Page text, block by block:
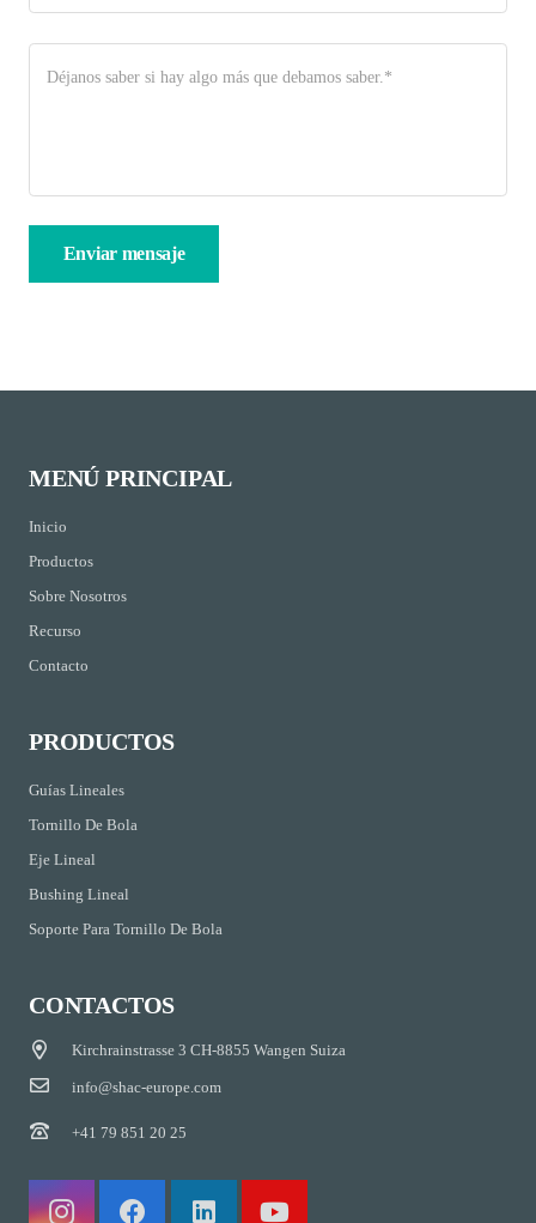
MENÚ PRINCIPAL
Inicio
Productos
Sobre Nosotros
Recurso
Contacto
PRODUCTOS
Guías Lineales
Tornillo De Bola
Eje Lineal
Bushing Lineal
Soporte Para Tornillo De Bola
CONTACTOS
Kirchrainstrasse 3 CH-8855 Wangen Suiza
info@shac-europe.com
+41 79 851 20 25